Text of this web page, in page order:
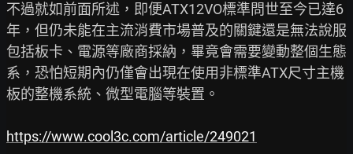
不過就如前面所述，即便ATX12VO標準問世至今已達6
年，但仍未能在主流消費市場普及的關鍵還是無法說服
包括板卡、電源等廠商採納，畢竟會需要變動整個生態
系，恐怕短期內仍僅會出現在使用非標準ATX尺寸主機
板的整機系統、微型電腦等裝置。
https://www.cool3c.com/article/249021